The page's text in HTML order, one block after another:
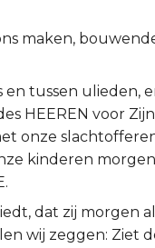
maken,
tussen ulieden,
HEEREN voor
onze
kinderen
dat zij morgen
wij zeggen: Ziet